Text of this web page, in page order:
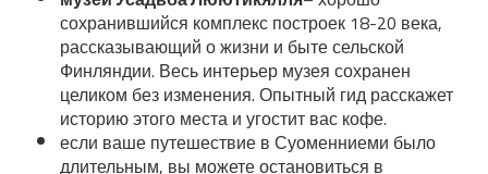
сохранившийся комплекс построек 18-20 века,
рассказывающий о жизни и быте сельской
Финляндии. Весь интерьер музея сохранен
целиком без изменения. Опытный гид расскажет
историю этого места и угостит вас кофе.
если ваше путешествие в Суоменниеми было
длительным, вы можете остановиться в